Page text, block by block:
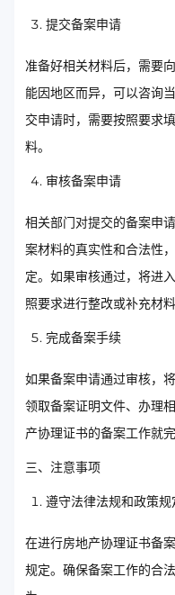
提交备案申请
准备好相关材料后，需要
能因地区而异，可以咨询
交申请时，需要按照要求
料。
审核备案申请
相关部门对提交的备案申
案材料的真实性和合法性
定。如果审核通过，将进
照要求进行整改或补充材料
完成备案手续
如果备案申请通过审核，
领取备案证明文件、办理
产协理证书的备案工作就完
三、注意事项
遵守法律法规和政策规
在进行房地产协理证书备
规定。确保备案工作的合